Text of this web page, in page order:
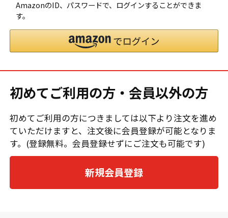
AmazonのID、パスワードで、ログインすることができま
す。
初めてご利用の方・会員以外の方
初めてご利用の方につきましては以下より注文を進め
ていただけますと、注文後に会員登録が可能となりま
す。(登録無料。会員登録せずにご注文も可能です)